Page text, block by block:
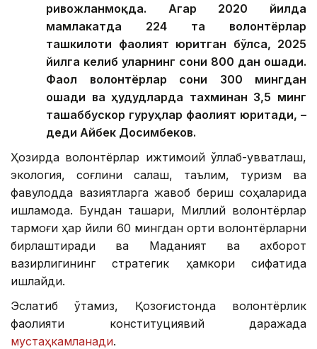
ривожланмоқда. Агар 2020 йилда
мамлакатда 224 та волонтёрлар
ташкилоти фаолият юритган бўлса, 2025
йилга келиб уларнинг сони 800 дан ошади.
Фаол волонтёрлар сони 300 мингдан
ошади ва ҳудудларда тахминан 3,5 минг
ташаббускор гуруҳлар фаолият юритади, –
деди Айбек Досимбеков.
Ҳозирда волонтёрлар ижтимоий қўллаб-қувватлаш,
экология, соғлиқни сақлаш, таълим, туризм ва
фавқулодда вазиятларга жавоб бериш соҳаларида
ишламоқда. Бундан ташқари, Миллий волонтёрлар
тармоғи ҳар йили 60 мингдан ортиқ волонтёрларни
бирлаштиради ва Маданият ва ахборот
вазирлигининг стратегик ҳамкори сифатида
ишлайди.
Эслатиб ўтамиз, Қозоғистонда волонтёрлик
фаолияти конституциявий даражада
мустаҳкамланади.